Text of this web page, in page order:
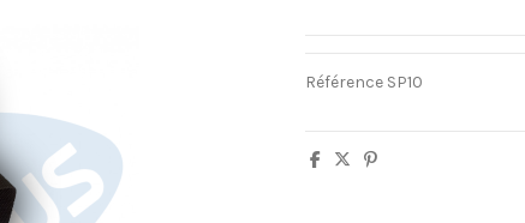
Référence SP10